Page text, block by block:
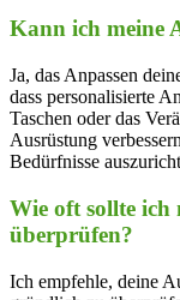
Kann ich meine
Ja, das Anpassen
dass personalisierte
Taschen oder das
Ausrüstung
Bedürfnisse
Wie oft sollte ich
überprüfen?
Ich empfehle, deine